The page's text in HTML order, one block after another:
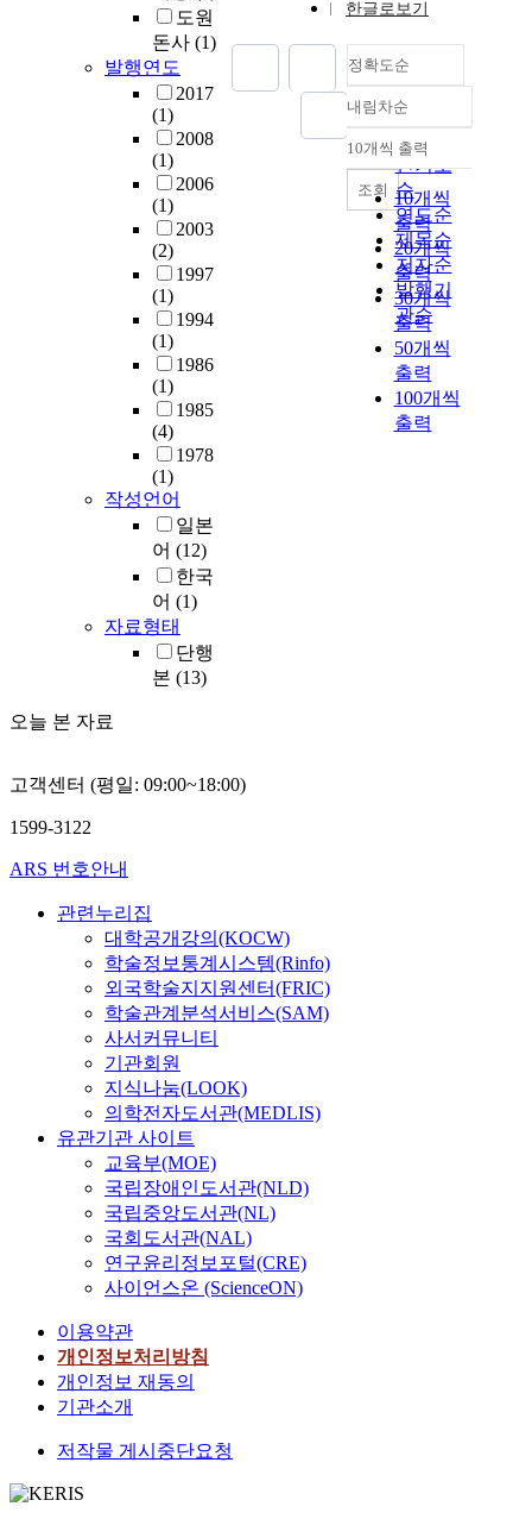
도원
돈사 (1)
발행연도
2017
(1)
2008
(1)
2006
(1)
2003
(2)
1997
(1)
1994
(1)
1986
(1)
1985
(4)
1978
(1)
작성언어
일본
어 (12)
한국
어 (1)
자료형태
단행
본 (13)
오늘 본 자료
한글로보기
정확도순
정확도
순
인기도
순
연도순
제목순
저자순
발행기
관순
내림차순
내림차순
10개씩 출력
10개씩
출력
20개씩
출력
30개씩
출력
50개씩
출력
100개씩
출력
조회
고객센터 (평일: 09:00~18:00)
1599-3122
ARS 번호안내
관련누리집
대학공개강의(KOCW)
학술정보통계시스템(Rinfo)
외국학술지지원센터(FRIC)
학술관계분석서비스(SAM)
사서커뮤니티
기관회원
지식나눔(LOOK)
의학전자도서관(MEDLIS)
유관기관 사이트
교육부(MOE)
국립장애인도서관(NLD)
국립중앙도서관(NL)
국회도서관(NAL)
연구윤리정보포털(CRE)
사이언스온 (ScienceON)
이용약관
개인정보처리방침
개인정보 재동의
기관소개
저작물 게시중단요청